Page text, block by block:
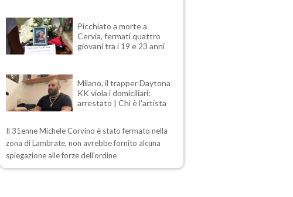
Picchiato a morte a
Cervia, fermati quattro
giovani tra i 19 e 23 anni
Milano, il trapper Daytona
KK viola i domiciliari:
arrestato | Chi è l'artista
Il 31enne Michele Corvino è stato fermato nella
zona di Lambrate, non avrebbe fornito alcuna
spiegazione alle forze dell'ordine